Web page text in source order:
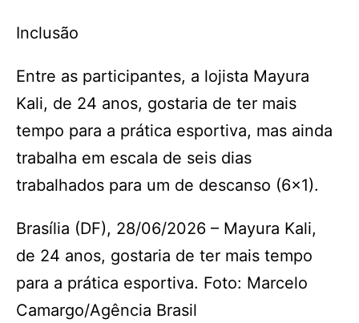
Inclusão
Entre as participantes, a lojista Mayura
Kali, de 24 anos, gostaria de ter mais
tempo para a prática esportiva, mas ainda
trabalha em escala de seis dias
trabalhados para um de descanso (6×1).
Brasília (DF), 28/06/2026 – Mayura Kali,
de 24 anos, gostaria de ter mais tempo
para a prática esportiva. Foto: Marcelo
Camargo/Agência Brasil